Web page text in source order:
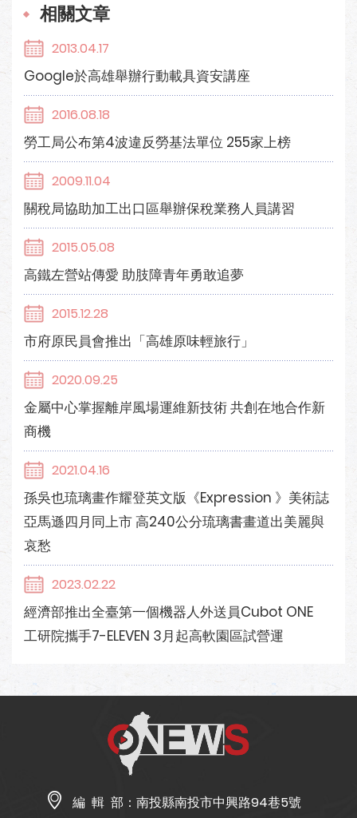
相關文章
2013.04.17
Google於高雄舉辦行動載具資安講座
2016.08.18
勞工局公布第4波違反勞基法單位 255家上榜
2009.11.04
關稅局協助加工出口區舉辦保稅業務人員講習
2015.05.08
高鐵左營站傳愛 助肢障青年勇敢追夢
2015.12.28
市府原民員會推出「高雄原味輕旅行」
2020.09.25
金屬中心掌握離岸風場運維新技術 共創在地合作新
商機
2021.04.16
孫吳也琉璃畫作耀登英文版《Expression 》美術誌
亞馬遜四月同上市 高240公分琉璃書畫道出美麗與
哀愁
2023.02.22
經濟部推出全臺第一個機器人外送員Cubot ONE
工研院攜手7-ELEVEN 3月起高軟園區試營運
編 輯 部： 南投縣南投市中興路94巷5號